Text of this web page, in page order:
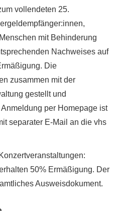
vollendeten 25.
mit Behinderung
Nachweises auf
Die
zusammen mit der
gestellt und
per Homepage ist
separater E-Mail an die vhs
50% Ermäßigung. Der
Ausweisdokument.